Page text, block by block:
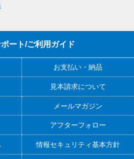
ート/ご利用ガイド
お支払い・納品
見本請求について
メールマガジン
アフターフォロー
情報セキュリティ基本方針